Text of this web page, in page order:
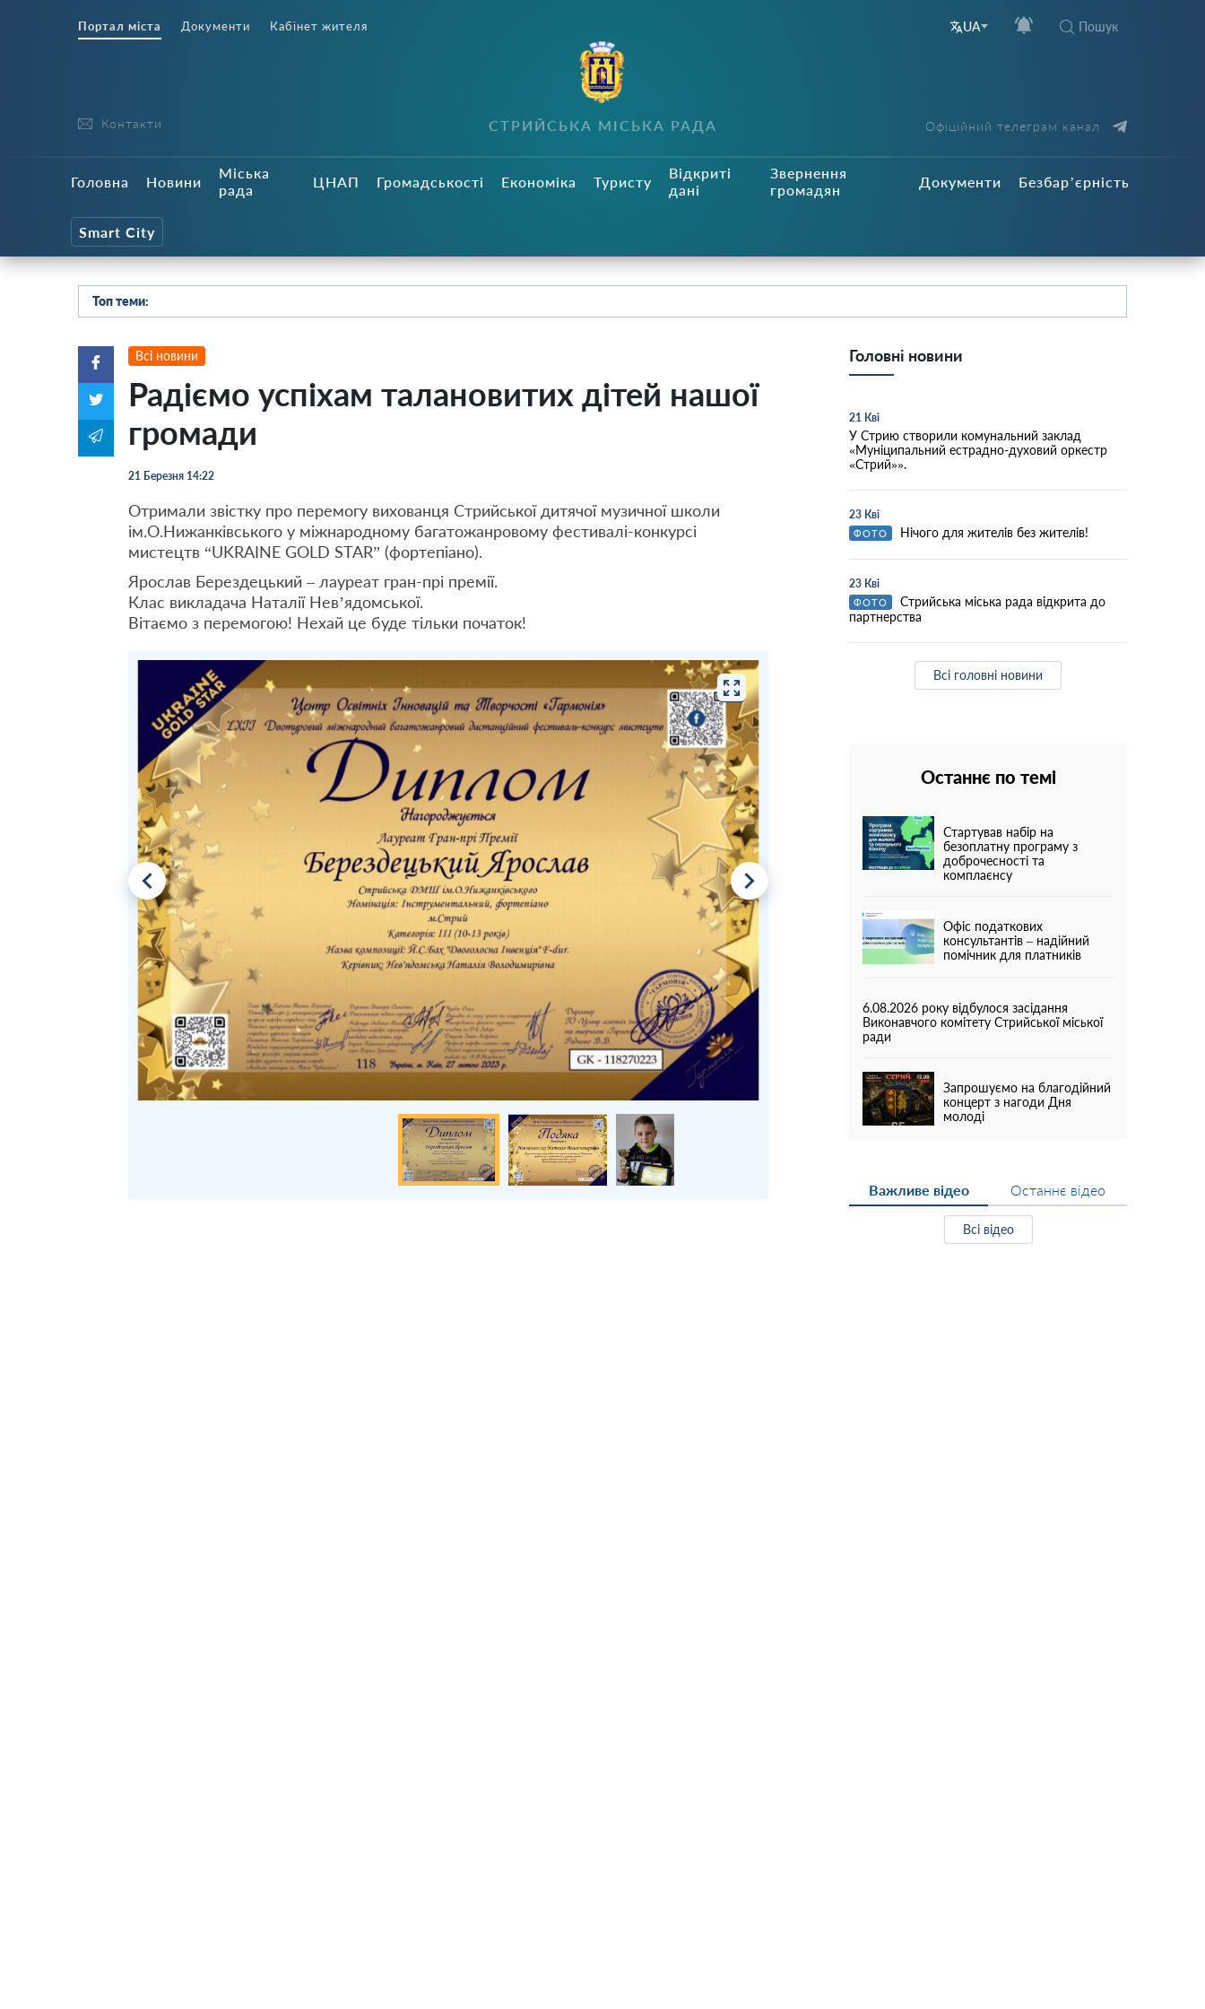
Портал міста Документи Кабінет жителя UA Пошук
Контакти СТРИЙСЬКА МІСЬКА РАДА Офіційний телеграм канал
Головна Новини
Міська
рада
ЦНАП Громадськості Економіка Туристу
Відкриті
дані
Звернення
громадян
Документи Безбар’єрність
Smart City
Топ теми:
Всі новини
Радіємо успіхам талановитих дітей нашої
громади
21 Березня 14:22
Отримали звістку про перемогу вихованця Стрийської дитячої музичної школи
ім.О.Нижанківського у міжнародному багатожанровому фестивалі-конкурсі
мистецтв “UKRAINE GOLD STAR” (фортепіано).
Ярослав Берездецький – лауреат гран-прі премії.
Клас викладача Наталії Нев’ядомської.
Вітаємо з перемогою! Нехай це буде тільки початок!
Головні новини
21 Кві
У Стрию створили комунальний заклад
«Муніципальний естрадно-духовий оркестр
«Стрий»».
23 Кві
ФОТО Нічого для жителів без жителів!
23 Кві
ФОТО
Стрийська міська рада відкрита до
партнерства
Всі головні новини
Останнє по темі
Стартував набір на
безоплатну програму з
доброчесності та
комплаєнсу
Офіс податкових
консультантів – надійний
помічник для платників
6.08.2026 року відбулося засідання
Виконавчого комітету Стрийської міської
ради
Запрошуємо на благодійний
концерт з нагоди Дня
молоді
Важливе відео Останнє відео
Всі відео